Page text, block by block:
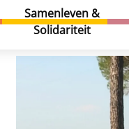
Samenleven &
Solidariteit